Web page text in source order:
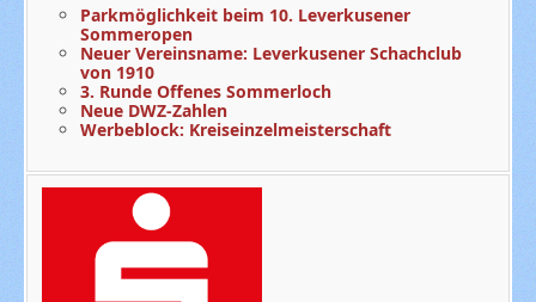
Parkmöglichkeit beim 10. Leverkusener
Sommeropen
Neuer Vereinsname: Leverkusener Schachclub
von 1910
3. Runde Offenes Sommerloch
Neue DWZ-Zahlen
Werbeblock: Kreiseinzelmeisterschaft